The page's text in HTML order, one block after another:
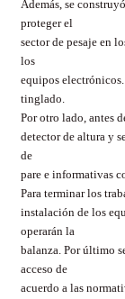
Además, se
proteger el
sector de pesaje en
los
equipos
tinglado.
Por otro lado, antes
detector de altura y
de
pare e informativas
Para terminar los
instalación de los
operarán la
balanza. Por último
acceso de
acuerdo a las